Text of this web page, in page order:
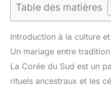
Table des matières
Introduction à la culture
Un mariage entre
La Corée du Sud est un
rituels ancestraux et les